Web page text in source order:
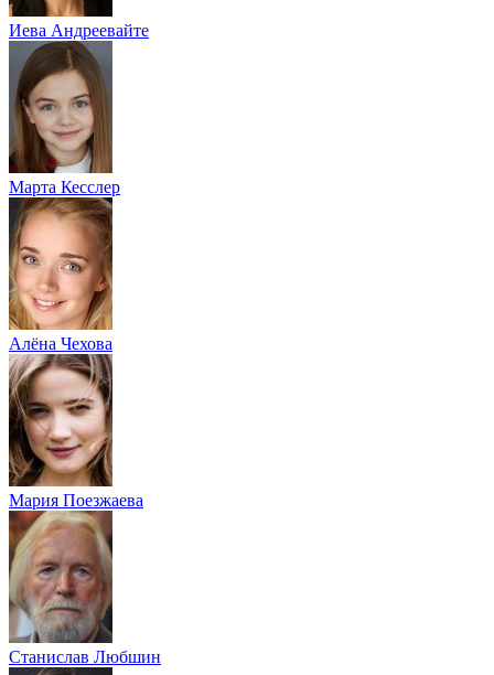
Иева Андреевайте
Марта Кесслер
Алёна Чехова
Мария Поезжаева
Станислав Любшин